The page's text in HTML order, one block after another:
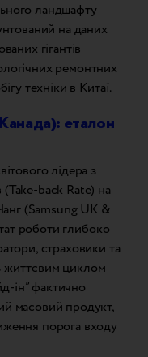
ландшафту
на даних
гігантів
ремонтних
техніки в Китаї.
еталон
лідера з
back Rate) на
(Samsung UK &
роботи глибоко
страховики та
життєвим циклом
ін” фактично
масовий продукт,
порога входу